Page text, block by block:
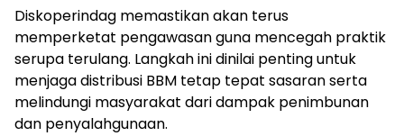
Diskoperindag memastikan akan terus
memperketat pengawasan guna mencegah praktik
serupa terulang. Langkah ini dinilai penting untuk
menjaga distribusi BBM tetap tepat sasaran serta
melindungi masyarakat dari dampak penimbunan
dan penyalahgunaan.